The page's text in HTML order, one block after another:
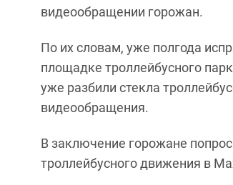
видеообращении горожан.
По их словам, уже полгода
площадке троллейбусного
уже разбили стекла
видеообращения.
В заключение горожане
троллейбусного движения в